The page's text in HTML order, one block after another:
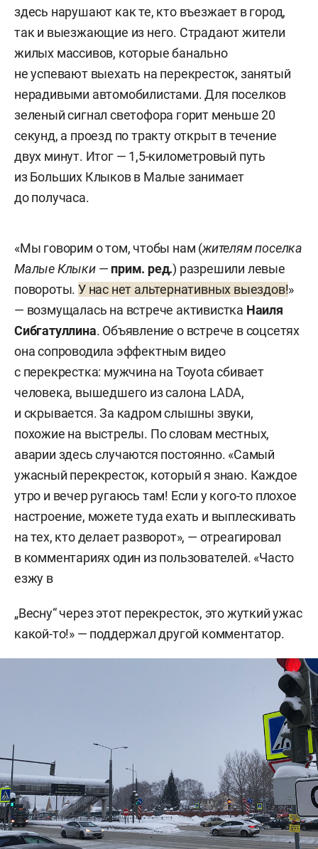
здесь нарушают как те, кто въезжает в город,
так и выезжающие из него. Страдают жители
жилых массивов, которые банально
не успевают выехать на перекресток, занятый
нерадивыми автомобилистами. Для поселков
зеленый сигнал светофора горит меньше 20
секунд, а проезд по тракту открыт в течение
двух минут. Итог — 1,5-километровый путь
из Больших Клыков в Малые занимает
до получаса.
«Мы говорим о том, чтобы нам (жителям поселка
Малые Клыки — прим. ред.) разрешили левые
повороты.У нас нет альтернативных выездов!»
— возмущалась на встрече активистка Наиля
Сибгатуллина. Объявление о встрече в соцсетях
она сопроводила эффектным видео
с перекрестка: мужчина на Toyota сбивает
человека, вышедшего из салона LADA,
и скрывается. За кадром слышны звуки,
похожие на выстрелы. По словам местных,
аварии здесь случаются постоянно. «Самый
ужасный перекресток, который я знаю. Каждое
утро и вечер ругаюсь там! Если у кого-то плохое
настроение, можете туда ехать и выплескивать
на тех, кто делает разворот», — отреагировал
в комментариях один из пользователей. «Часто
езжу в
„Весну“ через этот перекресток, это жуткий ужас
какой-то!» — поддержал другой комментатор.